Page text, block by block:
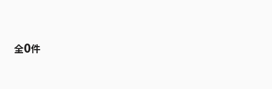
全0件